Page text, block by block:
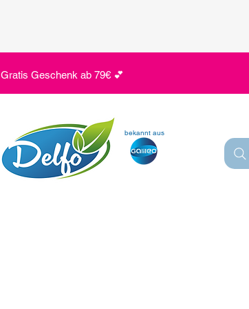
Gratis Geschenk ab 79€ 💕
bekannt aus